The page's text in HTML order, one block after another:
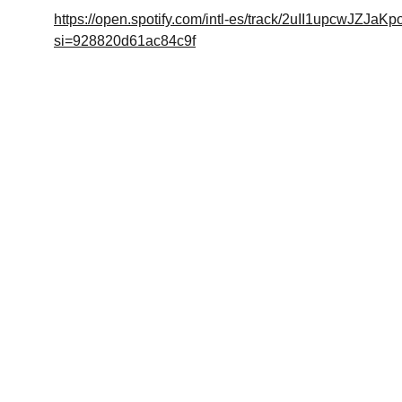
https://open.spotify.com/intl-es/track/
si=928820d61ac84c9f